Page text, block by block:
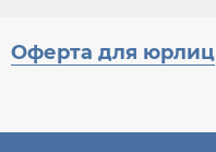
Оферта для юрлиц